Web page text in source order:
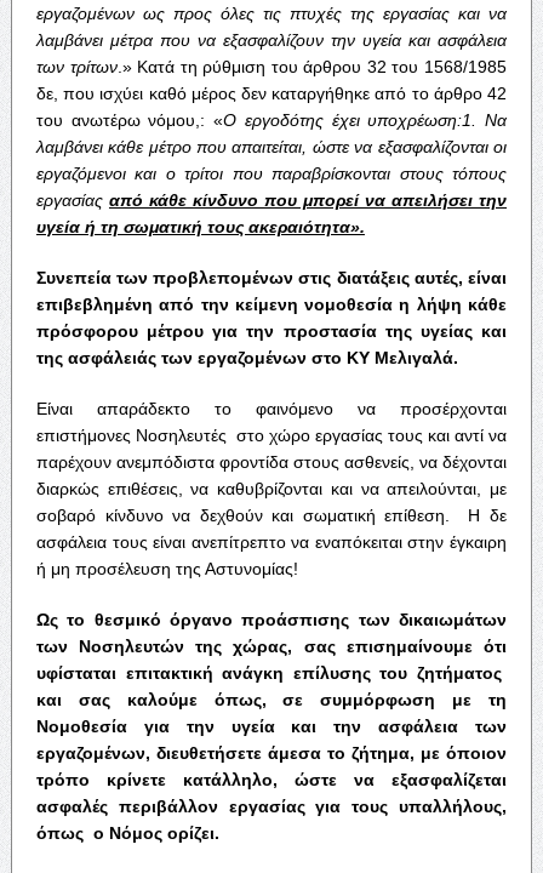
εργαζομένων ως προς όλες τις πτυχές της εργασίας και να
λαμβάνει μέτρα που να εξασφαλίζουν την υγεία και ασφάλεια
των τρίτων.» Κατά τη ρύθμιση του άρθρου 32 του 1568/1985
δε, που ισχύει καθό μέρος δεν καταργήθηκε από το άρθρο 42
του ανωτέρω νόμου,: «Ο εργοδότης έχει υποχρέωση:1. Να
λαμβάνει κάθε μέτρο που απαιτείται, ώστε να εξασφαλίζονται οι
εργαζόμενοι και ο τρίτοι που παραβρίσκονται στους τόπους
εργασίας από κάθε κίνδυνο που μπορεί να απειλήσει την
υγεία ή τη σωματική τους ακεραιότητα».
Συνεπεία των προβλεπομένων στις διατάξεις αυτές, είναι
επιβεβλημένη από την κείμενη νομοθεσία η λήψη κάθε
πρόσφορου μέτρου για την προστασία της υγείας και
της ασφάλειάς των εργαζομένων στο ΚΥ Μελιγαλά.
Είναι απαράδεκτο το φαινόμενο να προσέρχονται
επιστήμονες Νοσηλευτές στο χώρο εργασίας τους και αντί να
παρέχουν ανεμπόδιστα φροντίδα στους ασθενείς, να δέχονται
διαρκώς επιθέσεις, να καθυβρίζονται και να απειλούνται, με
σοβαρό κίνδυνο να δεχθούν και σωματική επίθεση. Η δε
ασφάλεια τους είναι ανεπίτρεπτο να εναπόκειται στην έγκαιρη
ή μη προσέλευση της Αστυνομίας!
Ως το θεσμικό όργανο προάσπισης των δικαιωμάτων
των Νοσηλευτών της χώρας, σας επισημαίνουμε ότι
υφίσταται επιτακτική ανάγκη επίλυσης του ζητήματος
και σας καλούμε όπως, σε συμμόρφωση με τη
Νομοθεσία για την υγεία και την ασφάλεια των
εργαζομένων, διευθετήσετε άμεσα το ζήτημα, με όποιον
τρόπο κρίνετε κατάλληλο, ώστε να εξασφαλίζεται
ασφαλές περιβάλλον εργασίας για τους υπαλλήλους,
όπως ο Νόμος ορίζει.